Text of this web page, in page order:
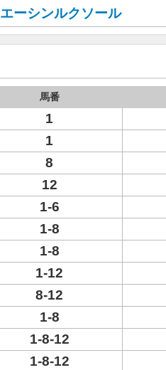
エーシンルクソール
馬番
1
1
8
12
1-6
1-8
1-8
1-12
8-12
1-8
1-8-12
1-8-12